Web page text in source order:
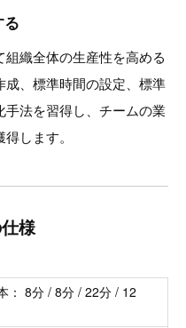
織全体の生産性を高める
、標準時間の設定、標準
法を習得し、チームの業
します。
様
： 8分 / 8分 / 22分 / 12